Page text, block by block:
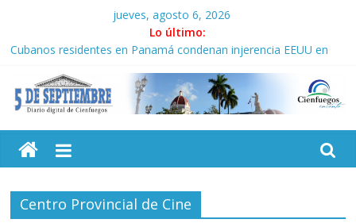
contenido
jueves, agosto 6, 2026
Lo último:
Cubanos residentes en Panamá condenan injerencia EEUU en
Operación Cuba Va: cien años, cien escuelas
Condecoró Díaz-Canel a brigada cubana que asistió en
Venezuela
Cuba
Asela, una doctora cubana amante de la Estomatología, dice NO
al bloqueo
5
Septiembre
Diario
Centro Provincial de Cine